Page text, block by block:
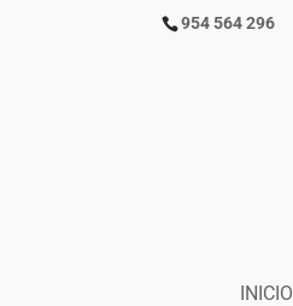
954 564 296
INICIO